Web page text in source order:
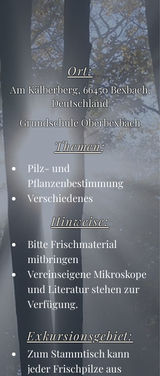
Ort:
Am Kälberberg, 66450 Bexbach,
Deutschland
Grundschule Oberbexbach
Themen:
Pilz- und
Pflanzenbestimmung
Verschiedenes
Hinweise:
Bitte Frischmaterial
mitbringen
Vereinseigene Mikroskope
und Literatur stehen zur
Verfügung.
Exkursionsgebiet:
Zum Stammtisch kann
jeder Frischpilze aus